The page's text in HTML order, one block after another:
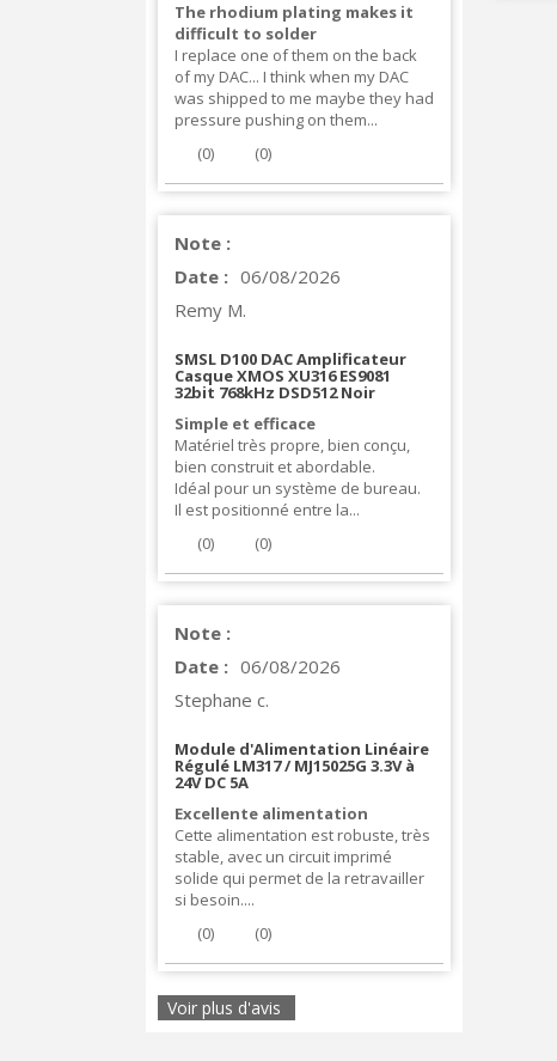
The rhodium plating makes it
difficult to solder
I replace one of them on the back
of my DAC... I think when my DAC
was shipped to me maybe they had
pressure pushing on them...
(0) (0)
Note :
Date : 06/08/2026
Remy M.
SMSL D100 DAC Amplificateur
Casque XMOS XU316 ES9081
32bit 768kHz DSD512 Noir
Simple et efficace
Matériel très propre, bien conçu,
bien construit et abordable.
Idéal pour un système de bureau.
Il est positionné entre la...
(0) (0)
Note :
Date : 06/08/2026
Stephane c.
Module d'Alimentation Linéaire
Régulé LM317 / MJ15025G 3.3V à
24V DC 5A
Excellente alimentation
Cette alimentation est robuste, très
stable, avec un circuit imprimé
solide qui permet de la retravailler
si besoin....
(0) (0)
Voir plus d'avis